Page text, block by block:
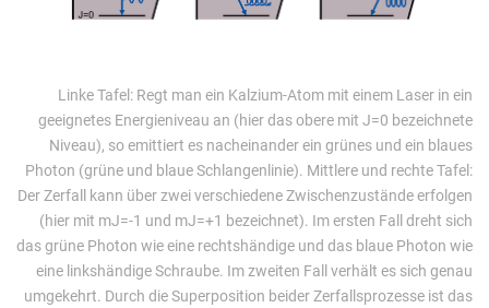
Linke Tafel: Regt man ein Kalzium-Atom mit einem Laser in ein
geeignetes Energieniveau an (hier das obere mit J=0 bezeichnete
Niveau), so emittiert es nacheinander ein grünes und ein blaues
Photon (grüne und blaue Schlangenlinie). Mittlere und rechte Tafel:
Der Zerfall kann über zwei verschiedene Zwischenzustände erfolgen
(hier mit mJ=-1 und mJ=+1 bezeichnet). Im ersten Fall dreht sich
das grüne Photon wie eine rechtshändige und das blaue Photon wie
eine linkshändige Schraube. Im zweiten Fall verhält es sich genau
umgekehrt. Durch die Superposition beider Zerfallsprozesse ist das